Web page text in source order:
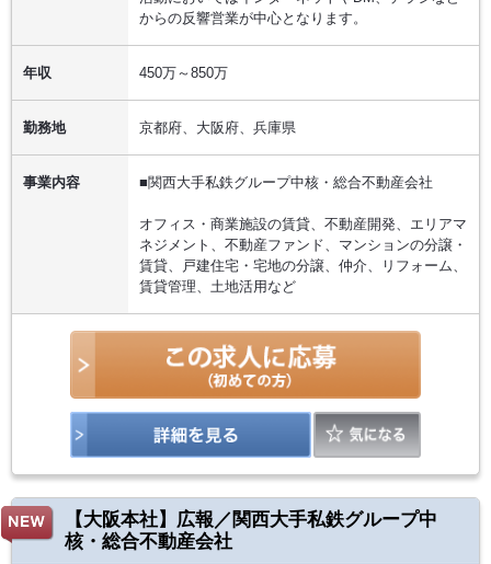
からの反響営業が中心となります。
年収 450万～850万
勤務地 京都府、大阪府、兵庫県
事業内容 ■関西大手私鉄グループ中核・総合不動産会社
オフィス・商業施設の賃貸、不動産開発、エリアマ
ネジメント、不動産ファンド、マンションの分譲・
賃貸、戸建住宅・宅地の分譲、仲介、リフォーム、
賃貸管理、土地活用など
【大阪本社】広報／関西大手私鉄グループ中
核・総合不動産会社